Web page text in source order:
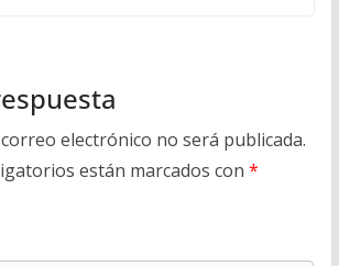
electrónico no será publicada.
están marcados con *